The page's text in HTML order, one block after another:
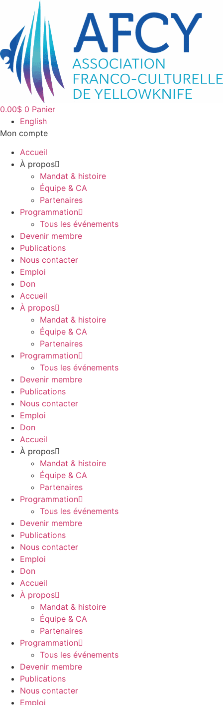
contenu
0.00$ 0 Panier
English
Mon compte
Accueil
À propos
Mandat & histoire
Équipe & CA
Partenaires
Programmation
Tous les événements
Devenir membre
Publications
Nous contacter
Emploi
Don
Accueil
À propos
Mandat & histoire
Équipe & CA
Partenaires
Programmation
Tous les événements
Devenir membre
Publications
Nous contacter
Emploi
Don
Accueil
À propos
Mandat & histoire
Équipe & CA
Partenaires
Programmation
Tous les événements
Devenir membre
Publications
Nous contacter
Emploi
Don
Accueil
À propos
Mandat & histoire
Équipe & CA
Partenaires
Programmation
Tous les événements
Devenir membre
Publications
Nous contacter
Emploi